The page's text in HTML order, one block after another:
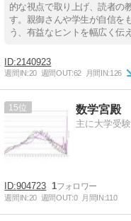
的な視点で取り上げ、読者の
す。親御さんや学生が自信を
う、有益なヒントを幅広く伝
2140923
週間IN:20 週間OUT:62 月間IN:126
15 数学宮殿
主に大学受
904723 1
週間IN:20 週間OUT:0 月間IN:110